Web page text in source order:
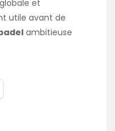
et
utile avant de
ambitieuse